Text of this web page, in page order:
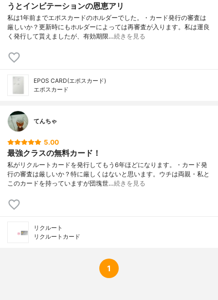
うとインビテーションの恩恵アリ
私は1年前までエポスカードのホルダーでした。・カード発行の審査は
厳しいか？更新時にもホルダーによっては再審査が入ります。私は運良
く発行して貰えましたが、有効期限…続きを見る
EPOS CARD(エポスカード)
エポスカード
てんちゃ
5.00
最強クラスの無料カード！
私がリクルートカードを発行してもう6年ほどになります。・カード発
行の審査は厳しいか？特に厳しくはないと思います。ウチは両親・私と
このカードを持っていますが団塊世…続きを見る
リクルート
リクルートカード
1